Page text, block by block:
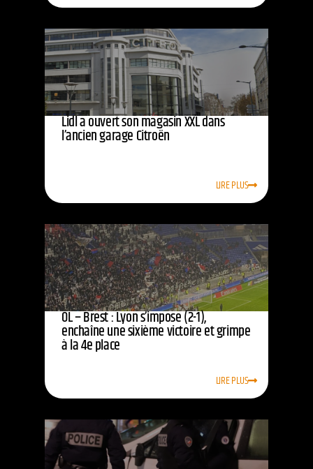
Lidl a ouvert son magasin XXL dans
l’ancien garage Citroën
LIRE PLUS
OL – Brest : Lyon s’impose (2-1),
enchaîne une sixième victoire et grimpe
à la 4e place
LIRE PLUS